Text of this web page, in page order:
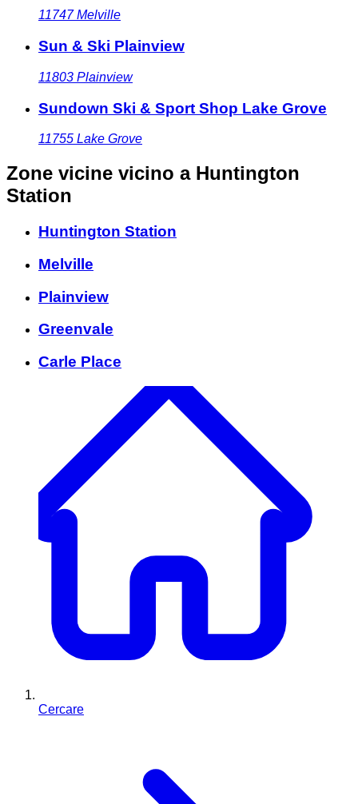
11747 Melville
Sun & Ski Plainview
11803 Plainview
Sundown Ski & Sport Shop Lake Grove
11755 Lake Grove
Zone vicine vicino a Huntington
Station
Huntington Station
Melville
Plainview
Greenvale
Carle Place
Cercare